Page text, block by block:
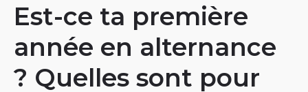
Est-ce ta première
année en alternance
? Quelles sont pour